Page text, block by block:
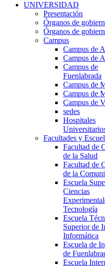
UNIVERSIDAD
Presentación
Órganos de
Órganos de
Campus
Campus de
Campus de
Campus de
Fuenlabrada
Campus de
Campus de
Campus de
sedes
Hospitales
Facultades y
Facultad de
de la Salud
Facultad de
de la
Escuela
Ciencias
Tecnología
Escuela
Superior de
Informática
Escuela de
de
Escuela